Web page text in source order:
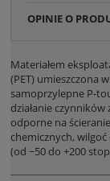
PŁATNOŚCI
OPINIE O
Materiałem
(PET) umieszczona
samoprzylepne P-
działanie
odporne na
chemicznych,
(od −50 do +200